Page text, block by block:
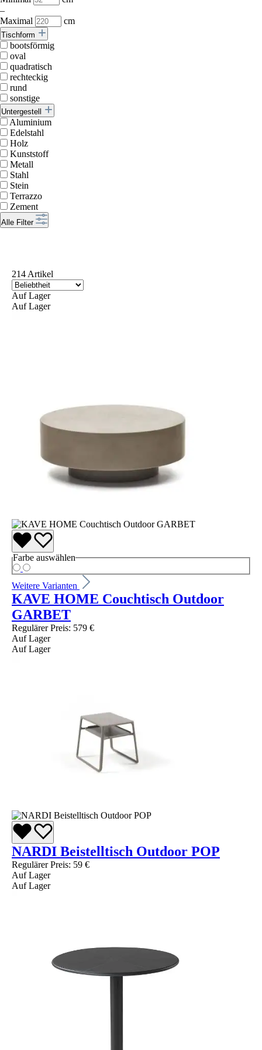
–
Maximal
cm
Tischform
bootsförmig
oval
quadratisch
rechteckig
rund
sonstige
Untergestell
Aluminium
Edelstahl
Holz
Kunststoff
Metall
Stahl
Stein
Terrazzo
Zement
Alle Filter
214 Artikel
Auf Lager
Auf Lager
Farbe auswählen
Weitere Varianten
KAVE HOME Couchtisch Outdoor
GARBET
Regulärer Preis: 579 €
Auf Lager
Auf Lager
NARDI Beistelltisch Outdoor POP
Regulärer Preis: 59 €
Auf Lager
Auf Lager